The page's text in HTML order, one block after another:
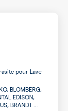
pour Lave-
BLOMBERG,
EDISON,
BRANDT ...